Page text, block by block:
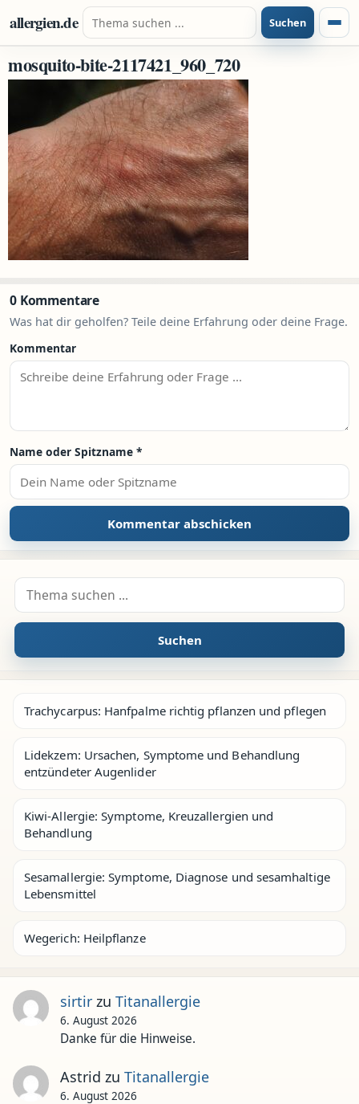
Zum Inhalt springen
allergien.de Suche nach: Suchen
mosquito-bite-2117421_960_720
0 Kommentare
Was hat dir geholfen? Teile deine Erfahrung oder deine Frage.
Kommentar
Name oder Spitzname *
Suche nach:
Suchen
Trachycarpus: Hanfpalme richtig pflanzen und pflegen
Lidekzem: Ursachen, Symptome und Behandlung
entzündeter Augenlider
Kiwi-Allergie: Symptome, Kreuzallergien und
Behandlung
Sesamallergie: Symptome, Diagnose und sesamhaltige
Lebensmittel
Wegerich: Heilpflanze
sirtirzu Titanallergie
6. August 2026
Danke für die Hinweise.
Astrid zu Titanallergie
6. August 2026